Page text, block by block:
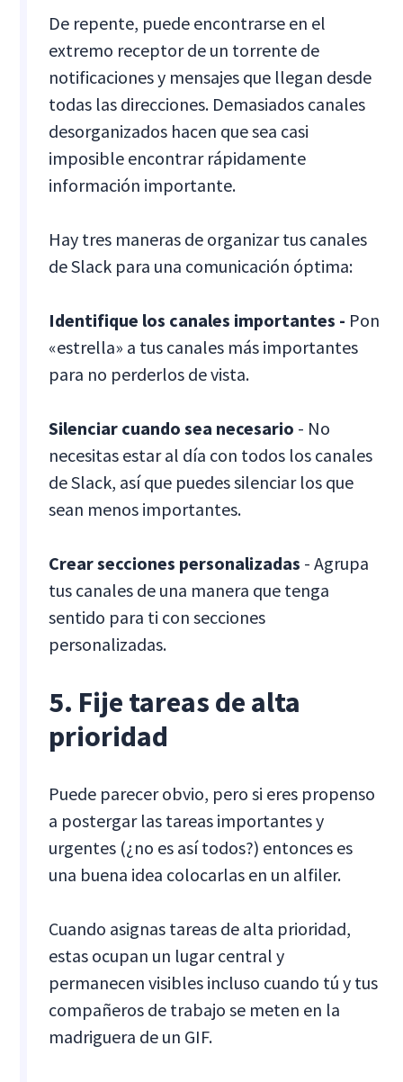
De repente, puede encontrarse en el
extremo receptor de un torrente de
notificaciones y mensajes que llegan desde
todas las direcciones. Demasiados canales
desorganizados hacen que sea casi
imposible encontrar rápidamente
información importante.
Hay tres maneras de organizar tus canales
de Slack para una comunicación óptima:
Identifique los canales importantes - Pon
«estrella» a tus canales más importantes
para no perderlos de vista.
Silenciar cuando sea necesario - No
necesitas estar al día con todos los canales
de Slack, así que puedes silenciar los que
sean menos importantes.
Crear secciones personalizadas - Agrupa
tus canales de una manera que tenga
sentido para ti con secciones
personalizadas.
5. Fije tareas de alta
prioridad
Puede parecer obvio, pero si eres propenso
a postergar las tareas importantes y
urgentes (¿no es así todos?) entonces es
una buena idea colocarlas en un alfiler.
Cuando asignas tareas de alta prioridad,
estas ocupan un lugar central y
permanecen visibles incluso cuando tú y tus
compañeros de trabajo se meten en la
madriguera de un GIF.